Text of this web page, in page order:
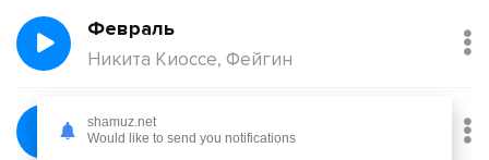
Февраль
Никита Киоссе, Фейгин
Без тебя
Йович
shamuz.net
Would like to send you notifications